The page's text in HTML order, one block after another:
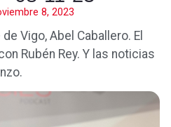
8, 2023
Vigo, Abel Caballero. El
Rubén Rey. Y las noticias